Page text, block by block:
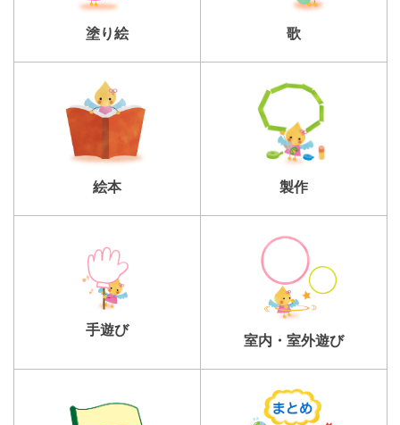
塗り絵 歌
絵本 製作
手遊び
室内・室外遊び